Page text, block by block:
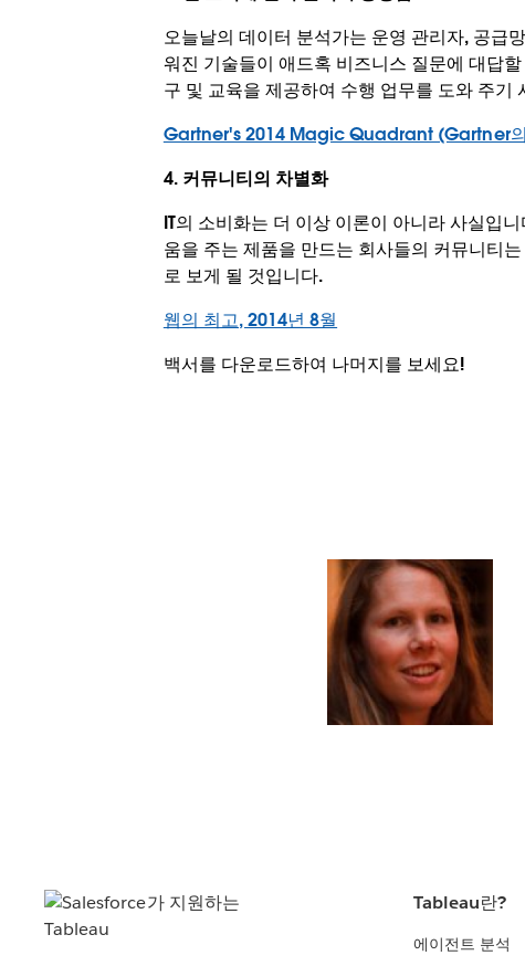
오늘날의 데이터 분석가는 운영 관리자, 공급
워진 기술들이 애드혹 비즈니스 질문에 대답
구 및 교육을 제공하여 수행 업무를 도와 주기
Gartner's 2014 Magic Quadrant (Gartner
4. 커뮤니티의 차별화
IT의 소비화는 더 이상 이론이 아니라 사실입
움을 주는 제품을 만드는 회사들의 커뮤니티
로 보게 될 것입니다.
웹의 최고, 2014년 8월
백서를 다운로드하여 나머지를 보세요!
Tableau란?
에이전트 분석